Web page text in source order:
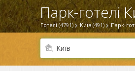
Готелі (4791) Київ (491) Парк-
Парк-готелі